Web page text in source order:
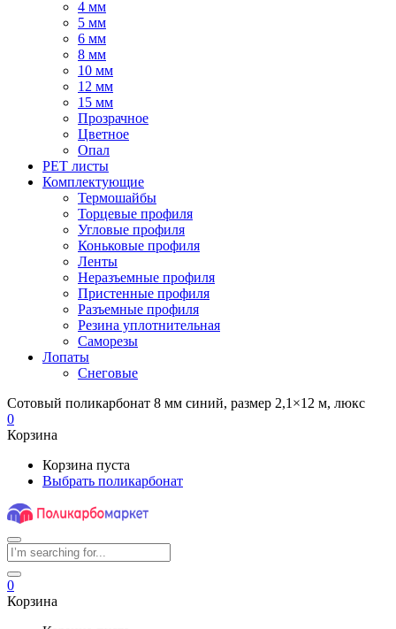
4 мм
5 мм
6 мм
8 мм
10 мм
12 мм
15 мм
Прозрачное
Цветное
Опал
PET листы
Комплектующие
Термошайбы
Торцевые профиля
Угловые профиля
Коньковые профиля
Ленты
Неразъемные профиля
Пристенные профиля
Разъемные профиля
Резина уплотнительная
Саморезы
Лопаты
Снеговые
Сотовый поликарбонат 8 мм синий, размер 2,1×12 м, люкс
0
Корзина
Корзина пуста
Выбрать поликарбонат
0
Корзина